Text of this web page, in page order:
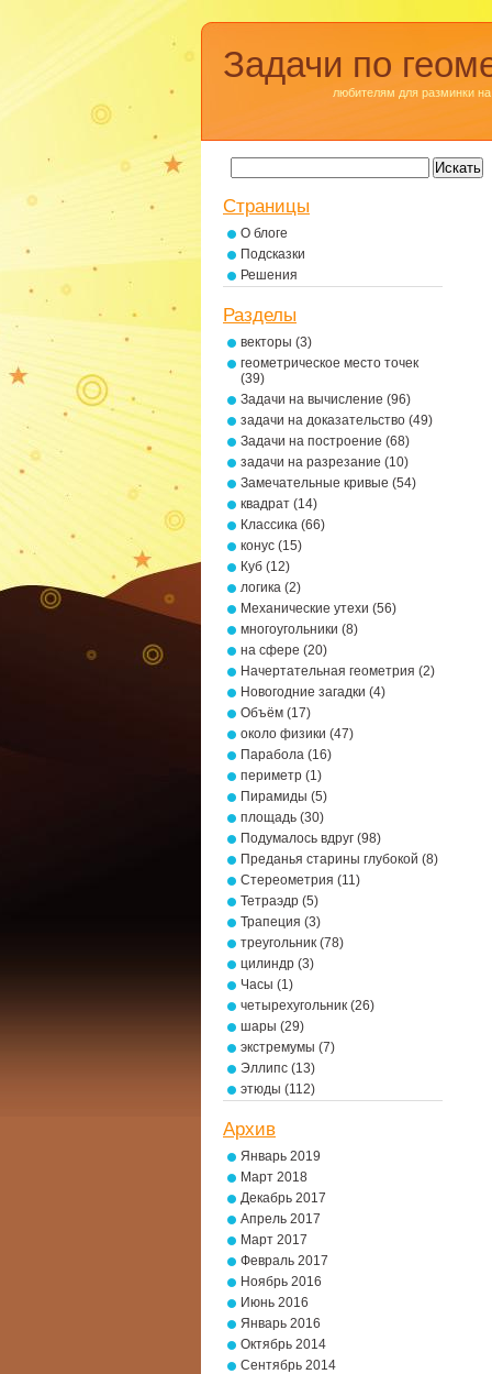
Задачи по
любителям для разминки на
Страницы
О блоге
Подсказки
Решения
Разделы
векторы (3)
геометрическое место точек
(39)
Задачи на вычисление (96)
задачи на доказательство (49)
Задачи на построение (68)
задачи на разрезание (10)
Замечательные кривые (54)
квадрат (14)
Классика (66)
конус (15)
Куб (12)
логика (2)
Механические утехи (56)
многоугольники (8)
на сфере (20)
Начертательная геометрия (2)
Новогодние загадки (4)
Объём (17)
около физики (47)
Парабола (16)
периметр (1)
Пирамиды (5)
площадь (30)
Подумалось вдруг (98)
Преданья старины глубокой (8)
Стереометрия (11)
Тетраэдр (5)
Трапеция (3)
треугольник (78)
цилиндр (3)
Часы (1)
четырехугольник (26)
шары (29)
экстремумы (7)
Эллипс (13)
этюды (112)
Архив
Январь 2019
Март 2018
Декабрь 2017
Апрель 2017
Март 2017
Февраль 2017
Ноябрь 2016
Июнь 2016
Январь 2016
Октябрь 2014
Сентябрь 2014